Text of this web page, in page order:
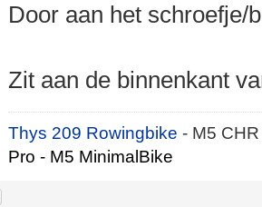
Door aan het schroefje/
Zit aan de binnenkant
Thys 209 Rowingbike- M5
Pro - M5 MinimalBike